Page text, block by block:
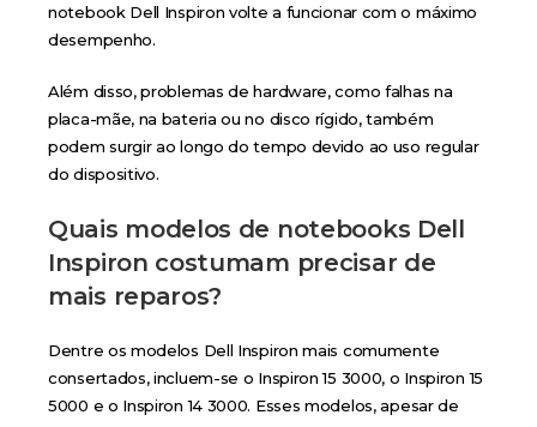
notebook Dell Inspiron volte a funcionar com o máximo
desempenho.
Além disso, problemas de hardware, como falhas na
placa-mãe, na bateria ou no disco rígido, também
podem surgir ao longo do tempo devido ao uso regular
do dispositivo.
Quais modelos de notebooks Dell
Inspiron costumam precisar de
mais reparos?
Dentre os modelos Dell Inspiron mais comumente
consertados, incluem-se o Inspiron 15 3000, o Inspiron 15
5000 e o Inspiron 14 3000. Esses modelos, apesar de